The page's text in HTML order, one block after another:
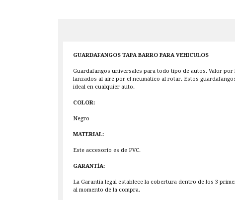
GUARDAFANGOS TAPA BARRO PARA VEHICULOS
Guardafangos universales para todo tipo de autos. Valor
lanzados al aire por el neumático al rotar. Estos
ideal en cualquier auto.
COLOR:
Negro
MATERIAL:
Este accesorio es de PVC.
GARANTÍA:
La Garantía legal establece la cobertura dentro de los 3
al momento de la compra.